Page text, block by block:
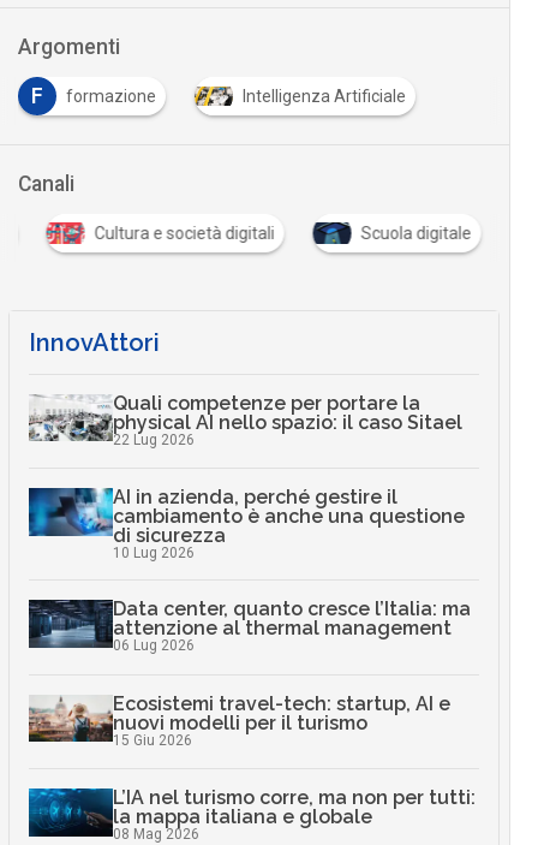
Argomenti
F formazione Intelligenza Artificiale
Canali
Cultura e società digitali Scuola digitale
InnovAttori
Quali competenze per portare la
physical AI nello spazio: il caso Sitael
22 Lug 2026
AI in azienda, perché gestire il
cambiamento è anche una questione
di sicurezza
10 Lug 2026
Data center, quanto cresce l’Italia: ma
attenzione al thermal management
06 Lug 2026
Ecosistemi travel-tech: startup, AI e
nuovi modelli per il turismo
15 Giu 2026
L’IA nel turismo corre, ma non per tutti:
la mappa italiana e globale
08 Mag 2026